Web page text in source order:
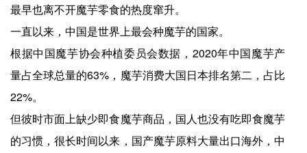
最早也离不开魔芋零食的热度窜升。
一直以来，中国是世界上最会种魔芋的国家。
根据中国魔芋协会种植委员会数据，2020年中国魔芋产
量占全球总量的63%，魔芋消费大国日本排名第二，占比
22%。
但彼时市面上缺少即食魔芋商品，国人也没有吃即食魔芋
的习惯，很长时间以来，国产魔芋原料大量出口海外，中